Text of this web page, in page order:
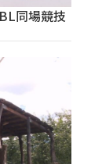
同場競技